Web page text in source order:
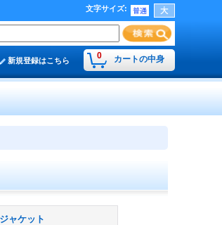
文字サイズ:
0 カートの中身
新規登録はこちら
ジャケット